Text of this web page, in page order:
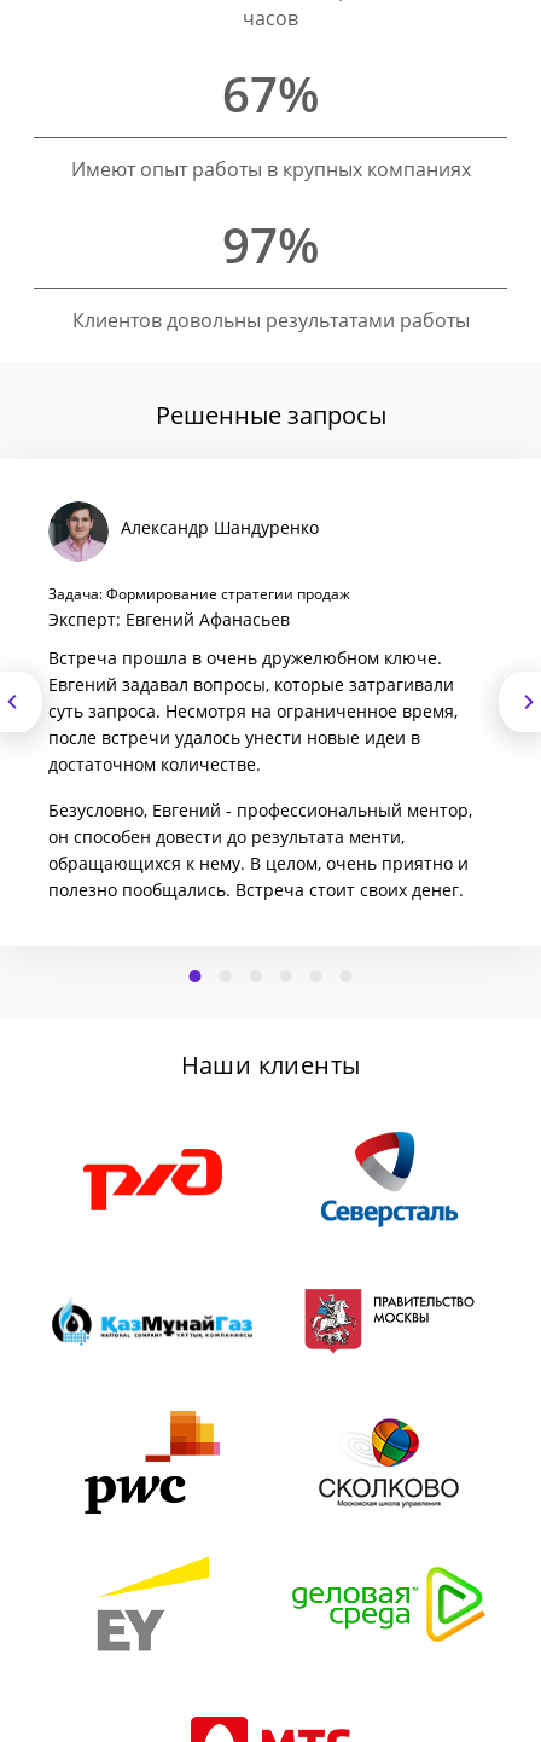
часов
67%
Имеют опыт работы в крупных компаниях
97%
Клиентов довольны результатами работы
Решенные запросы
Александр Шандуренко
Задача: Формирование стратегии продаж
Эксперт: Евгений Афанасьев
Встреча прошла в очень дружелюбном ключе.
Евгений задавал вопросы, которые затрагивали
суть запроса. Несмотря на ограниченное время,
после встречи удалось унести новые идеи в
достаточном количестве.
Безусловно, Евгений - профессиональный ментор,
он способен довести до результата менти,
обращающихся к нему. В целом, очень приятно и
полезно пообщались. Встреча стоит своих денег.
Наши клиенты